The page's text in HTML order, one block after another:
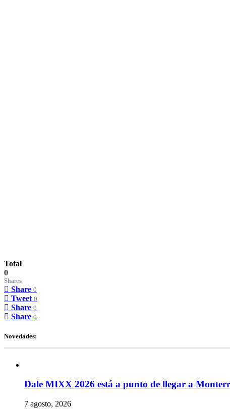
Total
0
Shares
Share 0
Tweet 0
Share 0
Share 0
Novedades:
Dale MIXX 2026 está a punto de llegar a
7 agosto, 2026